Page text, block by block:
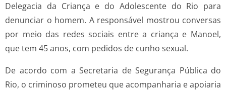
Delegacia da Criança e do Adolescente do Rio para
denunciar o homem. A responsável mostrou conversas
por meio das redes sociais entre a criança e Manoel,
que tem 45 anos, com pedidos de cunho sexual.
De acordo com a Secretaria de Segurança Pública do
Rio, o criminoso prometeu que acompanharia e apoiaria